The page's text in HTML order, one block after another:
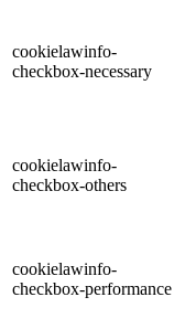
cookielawinfo-
checkbox-necessary
cookielawinfo-
checkbox-others
cookielawinfo-
checkbox-performance